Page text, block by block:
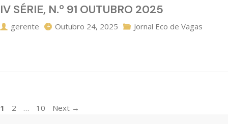
IV SÉRIE, N.º 91 OUTUBRO 2025
gerente Outubro 24, 2025 Jornal Eco de Vagas
1 2 … 10 Next →